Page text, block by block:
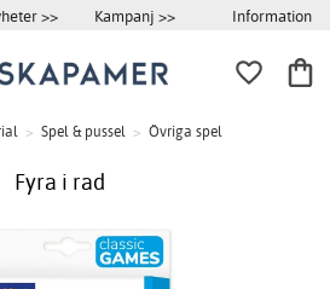
>> Kampanj >> Information
> Spel & pussel > Övriga spel
Fyra i rad